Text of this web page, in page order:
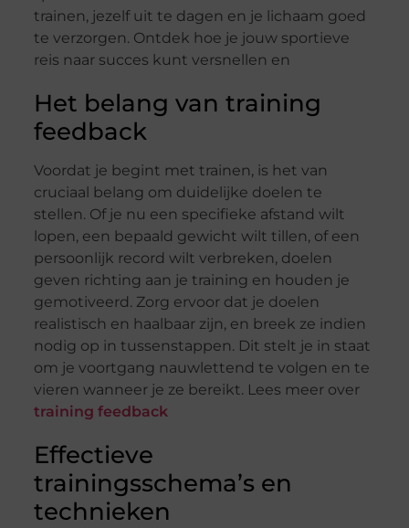
trainen, jezelf uit te dagen en je lichaam goed
te verzorgen. Ontdek hoe je jouw sportieve
reis naar succes kunt versnellen en
Het belang van training
feedback
Voordat je begint met trainen, is het van
cruciaal belang om duidelijke doelen te
stellen. Of je nu een specifieke afstand wilt
lopen, een bepaald gewicht wilt tillen, of een
persoonlijk record wilt verbreken, doelen
geven richting aan je training en houden je
gemotiveerd. Zorg ervoor dat je doelen
realistisch en haalbaar zijn, en breek ze indien
nodig op in tussenstappen. Dit stelt je in staat
om je voortgang nauwlettend te volgen en te
vieren wanneer je ze bereikt. Lees meer over
training feedback
Effectieve
trainingsschema’s en
technieken